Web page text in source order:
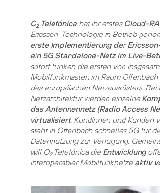
O2Telefónica hat ihr erstes Cloud-
Ericsson-Technologie in Betrieb
erste Implementierung der
ein 5G Standalone-Netz im Live-
sofort funken die ersten von
Mobilfunkmasten im Raum Offenbach
des europäischen Netzausrüsters.
Netzarchitektur werden einzelne
das Antennennetz (Radio Access
virtualisiert. Kundinnen und Kunden
steht in Offenbach schnelles 5G für
Datennutzung zur Verfügung.
will O2Telefónica die Entwicklung
interoperabler Mobilfunknetze aktiv